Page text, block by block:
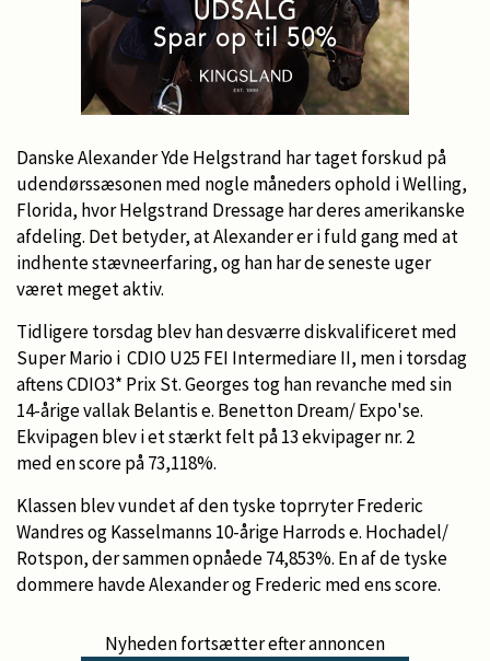
Danske Alexander Yde Helgstrand har taget forskud på
udendørssæsonen med nogle måneders ophold i Welling,
Florida, hvor Helgstrand Dressage har deres amerikanske
afdeling. Det betyder, at Alexander er i fuld gang med at
indhente stævneerfaring, og han har de seneste uger
været meget aktiv.
Tidligere torsdag blev han desværre diskvalificeret med
Super Mario i CDIO U25 FEI Intermediare II, men i torsdag
aftens CDIO3* Prix St. Georges tog han revanche med sin
14-årige vallak Belantis e. Benetton Dream/ Expo'se.
Ekvipagen blev i et stærkt felt på 13 ekvipager nr. 2
med en score på 73,118%.
Klassen blev vundet af den tyske toprryter Frederic
Wandres og Kasselmanns 10-årige Harrods e. Hochadel/
Rotspon, der sammen opnåede 74,853%. En af de tyske
dommere havde Alexander og Frederic med ens score.
Nyheden fortsætter efter annoncen